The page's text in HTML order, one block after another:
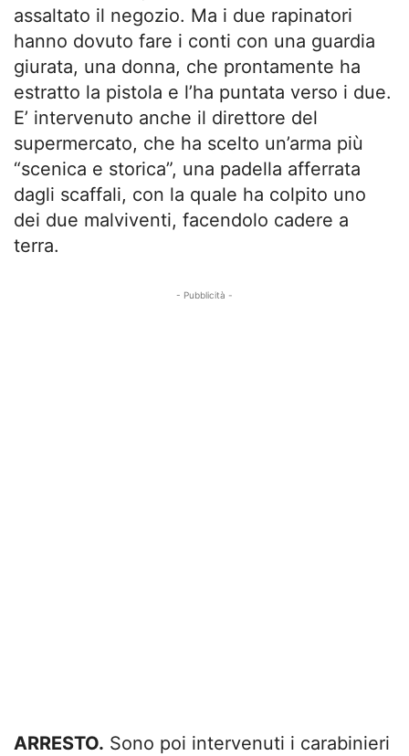
assaltato il negozio. Ma i due rapinatori
hanno dovuto fare i conti con una guardia
giurata, una donna, che prontamente ha
estratto la pistola e l’ha puntata verso i due.
E’ intervenuto anche il direttore del
supermercato, che ha scelto un’arma più
“scenica e storica”, una padella afferrata
dagli scaffali, con la quale ha colpito uno
dei due malviventi, facendolo cadere a
terra.
- Pubblicità -
ARRESTO. Sono poi intervenuti i carabinieri